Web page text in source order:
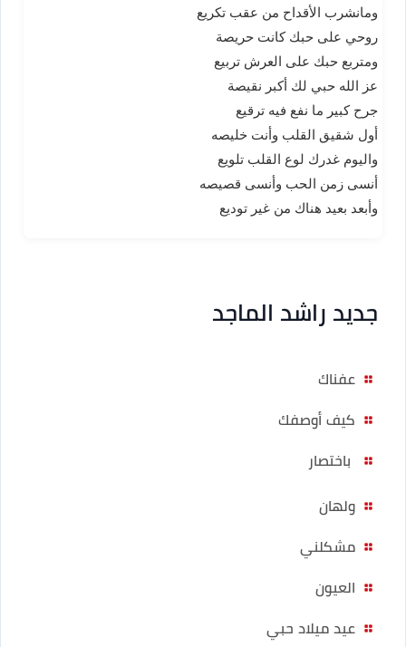
ومانشرب الأقداح من عقب تكريع
روحي على حبك كانت حريصة
ومتربع حبك على العرش تربيع
عز الله حبي لك أكبر نقيصة
جرح كبير ما نفع فيه ترقيع
أول شقيق القلب وأنت خليصه
واليوم غدرك لوع القلب تلويع
أنسى زمن الحب وأنسى قصيصه
وأبعد بعيد هناك من غير توديع
جديد راشد الماجد
عفناك
كيف أوصفك
باختصار
ولهان
مشكلني
العيون
عيد ميلاد حبي